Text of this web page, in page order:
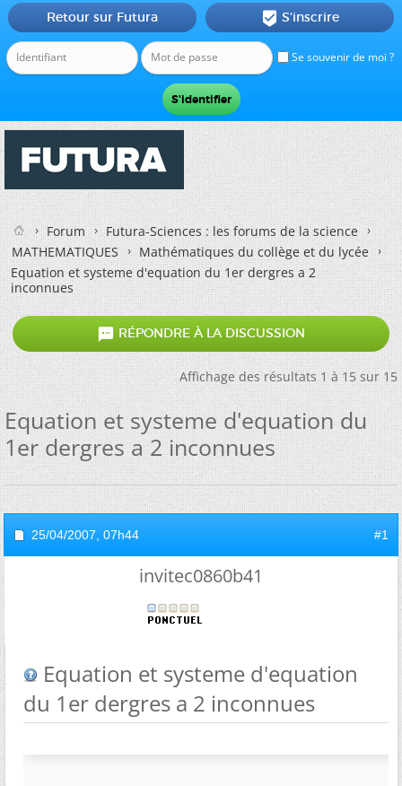
Se souvenir de moi ?
Retour sur Futura  S'inscrire
Forum
Futura-Sciences : les forums de la science
MATHEMATIQUES
Mathématiques du collège et du lycée
Equation et systeme d'equation du 1er dergres a 2
inconnues
 RÉPONDRE À LA DISCUSSION
Affichage des résultats 1 à 15 sur 15
Equation et systeme d'equation du
1er dergres a 2 inconnues
25/04/2007, 07h44 #1
invitec0860b41
Equation et systeme d'equation
du 1er dergres a 2 inconnues